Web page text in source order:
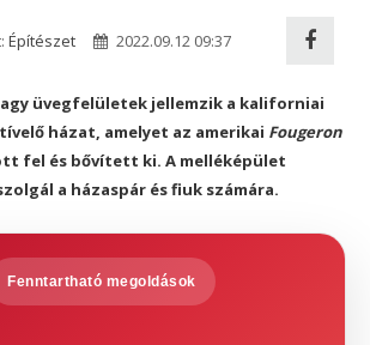
Építészet 2022.09.12 09:37
üvegfelületek jellemzik a kaliforniai
házat, amelyet az amerikai Fougeron
fel és bővített ki. A melléképület
a házaspár és fiuk számára.
Fenntartható megoldások